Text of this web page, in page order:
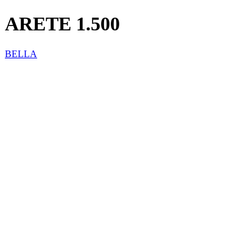
ARETE 1.500
BELLA